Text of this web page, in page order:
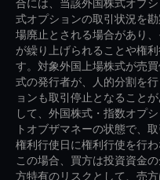
式オプションの取引状況を
場廃止とされる場合があり
が繰り上げられることや権
す。対象外国上場株式が売
式の発行者が、人的分割を
ョンも取引停止となること
して、外国株式・指数オプ
トオブザマネーの状態で、
権利行使日に権利行使を行
この場合、買方は投資資金
方特有のリスクとして、売